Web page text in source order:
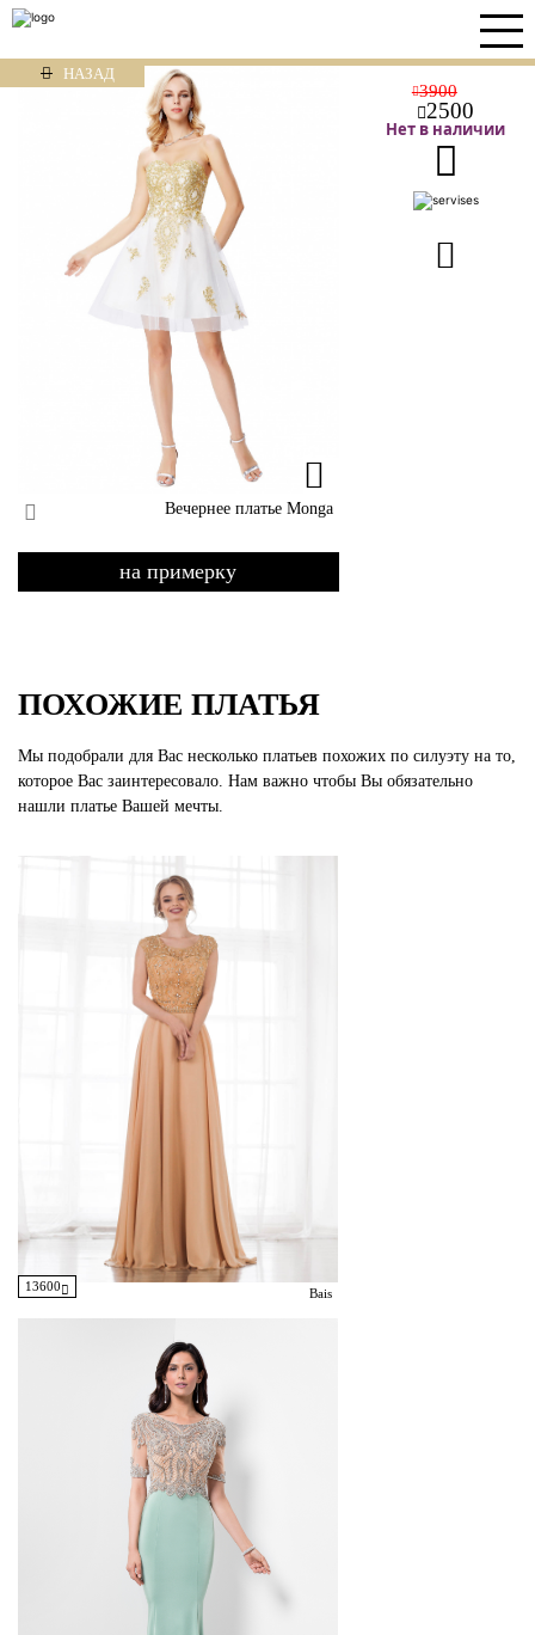
НАЗАД
3900
2500
Нет в наличии
Вечернее платье Monga
на примерку
ПОХОЖИЕ ПЛАТЬЯ
Мы подобрали для Вас несколько платьев похожих по силуэту на то,
которое Вас заинтересовало. Нам важно чтобы Вы обязательно
нашли платье Вашей мечты.
13600 Bais